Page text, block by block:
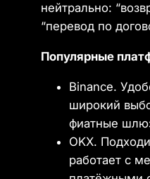
нейтрально:
“перевод по
Популярные
Binance.
широкий
фиатные
OKX.
работает с